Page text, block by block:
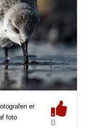
er
foto
0